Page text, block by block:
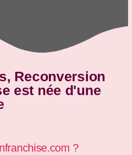
Reconversion
est née d'une
?